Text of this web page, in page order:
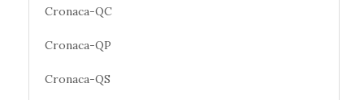
Cronaca-QC
Cronaca-QP
Cronaca-QS